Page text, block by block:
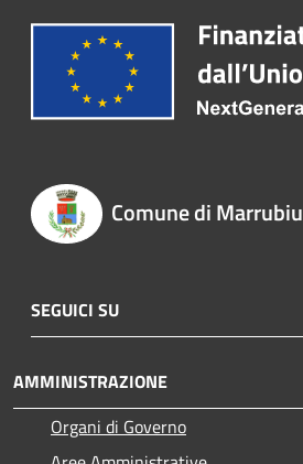
Comune di Marrubiu
SEGUICI SU
AMMINISTRAZIONE
Organi di Governo